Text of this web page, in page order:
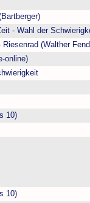
- Wahl der
(Walther
online)
10)
10)